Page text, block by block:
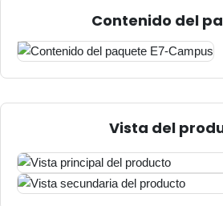
Contenido del
Vista del